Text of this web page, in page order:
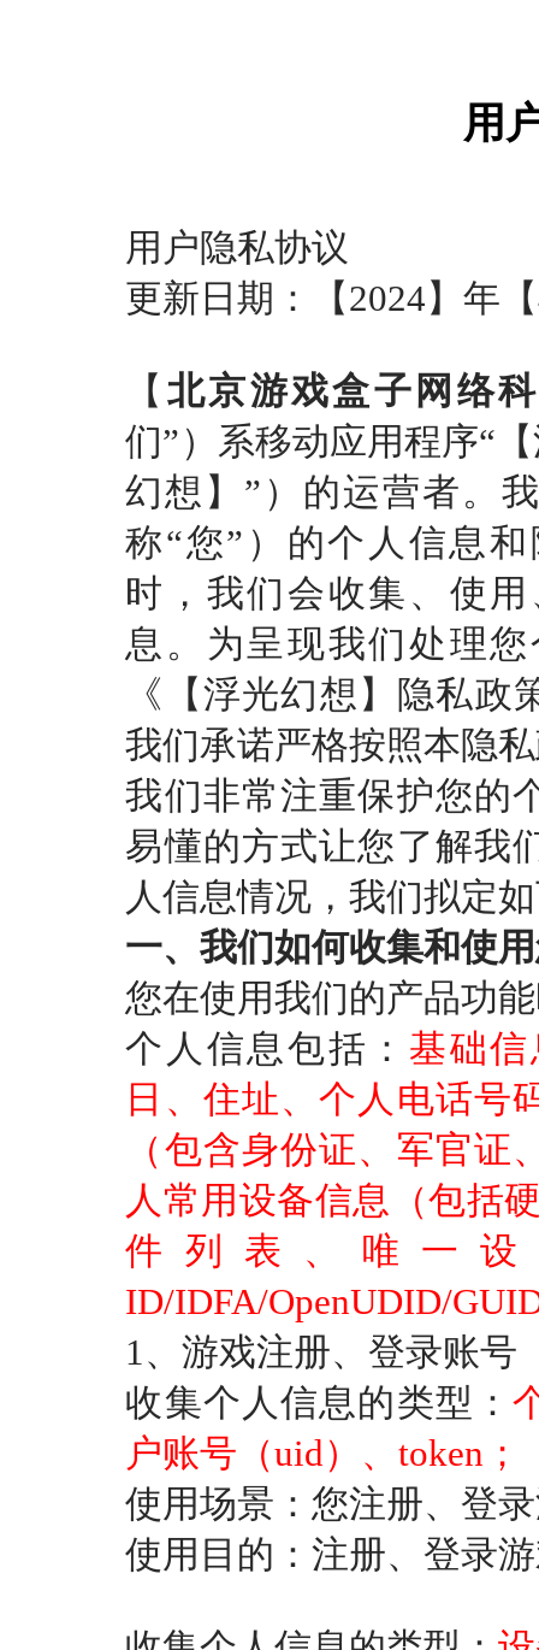
用
用户隐私协议
更新日期：【 2024】年
【 北京游戏盒子网络
们”）系移动应用程序“【
幻想 】 ”）的运营者。
称“您”）的个人信息
时，我们会收集、使
息。为呈现我们处理
《【 浮光幻想 】隐私政
我们承诺严格按照本隐
我们非常注重保护您的
易懂的方式让您了解我
人信息情况，我们拟定
一、我们如何收集和使
您在使用我们的产品功
个人信息包括： 基础
日、住址、个人电话号
（包含身份证、军官
人常用设备信息（包括
件列表、唯一设
ID/IDFA/OpenUDID/
1、游戏注册、登录账号
收集个人信息的类型：
户账号（uid）、token；
使用场景：您注册、登
使用目的：注册、登录